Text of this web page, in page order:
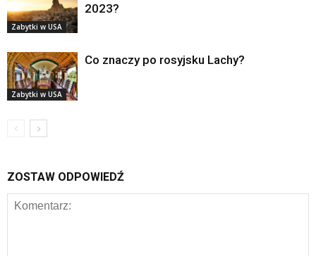
Zabytki w USA
2023?
Zabytki w USA
Co znaczy po rosyjsku Lachy?
ZOSTAW ODPOWIEDŹ